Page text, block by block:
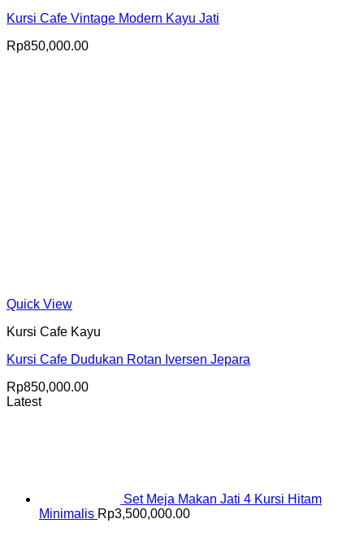
Kursi Cafe Vintage Modern Kayu Jati
Rp850,000.00
Quick View
Kursi Cafe Kayu
Kursi Cafe Dudukan Rotan Iversen Jepara
Rp850,000.00
Latest
Set Meja Makan Jati 4 Kursi Hitam
Minimalis Rp3,500,000.00